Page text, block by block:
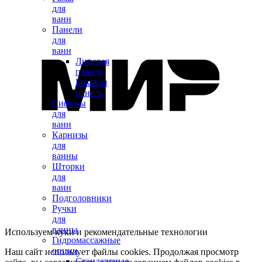
для
ванн
Панели
для
ванн
Лицевая
панель
Боковая
панель
Сифоны
для
ванн
Карнизы
для
ванны
Шторки
для
ванн
Подголовники
Ручки
для
ванны
Гидромассажные
опции
Используем куки и рекомендательные технологии
Наш сайт использует файлы cookies. Продолжая просмотр